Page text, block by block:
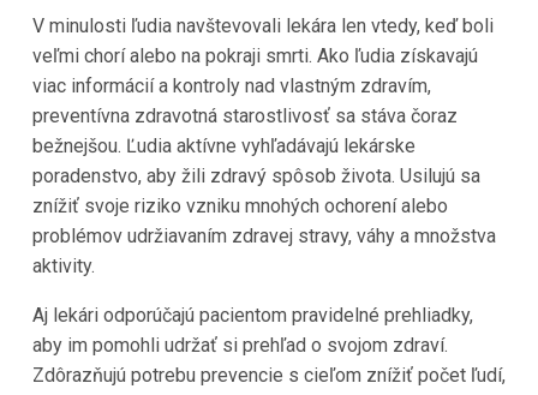
V minulosti ľudia navštevovali lekára len vtedy, keď boli
veľmi chorí alebo na pokraji smrti. Ako ľudia získavajú
viac informácií a kontroly nad vlastným zdravím,
preventívna zdravotná starostlivosť sa stáva čoraz
bežnejšou. Ľudia aktívne vyhľadávajú lekárske
poradenstvo, aby žili zdravý spôsob života. Usilujú sa
znížiť svoje riziko vzniku mnohých ochorení alebo
problémov udržiavaním zdravej stravy, váhy a množstva
aktivity.
Aj lekári odporúčajú pacientom pravidelné prehliadky,
aby im pomohli udržať si prehľad o svojom zdraví.
Zdôrazňujú potrebu prevencie s cieľom znížiť počet ľudí,